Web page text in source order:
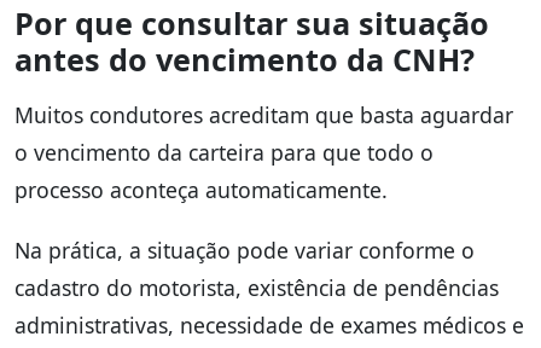
Por que consultar sua situação
antes do vencimento da CNH?
Muitos condutores acreditam que basta aguardar
o vencimento da carteira para que todo o
processo aconteça automaticamente.
Na prática, a situação pode variar conforme o
cadastro do motorista, existência de pendências
administrativas, necessidade de exames médicos e